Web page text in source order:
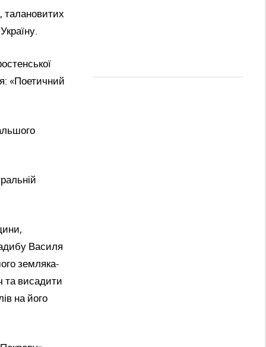
талановитих
«Поетичний
Василя
земляка-
та висадити
на його